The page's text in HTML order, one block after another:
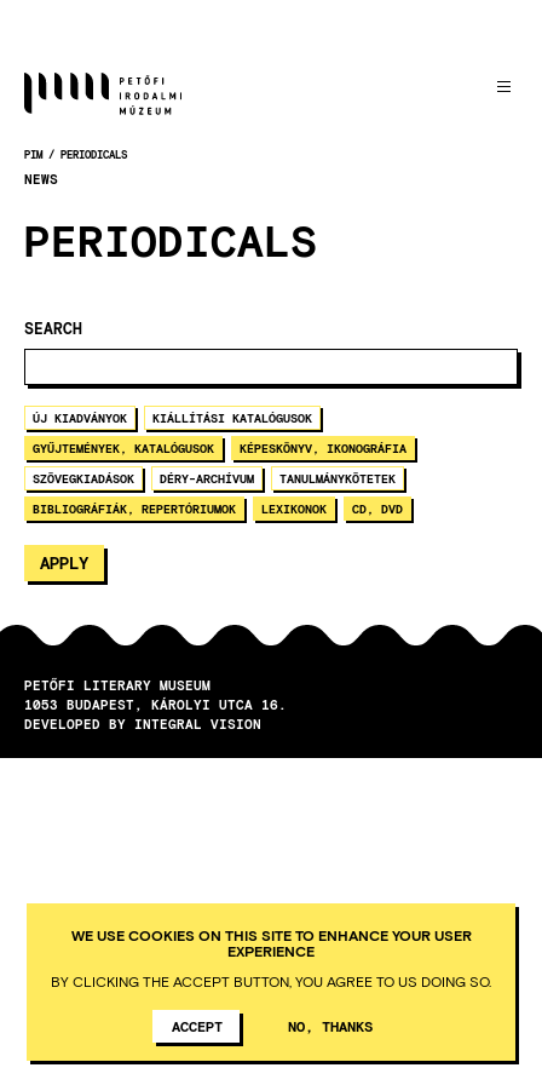
obsah
PIM PERIODICALS
NEWS
PERIODICALS
SEARCH
ÚJ KIADVÁNYOK KIÁLLÍTÁSI KATALÓGUSOK
GYŰJTEMÉNYEK, KATALÓGUSOK KÉPESKÖNYV, IKONOGRÁFIA
SZÖVEGKIADÁSOK DÉRY-ARCHÍVUM TANULMÁNYKÖTETEK
BIBLIOGRÁFIÁK, REPERTÓRIUMOK LEXIKONOK CD, DVD
PETŐFI LITERARY MUSEUM
1053
BUDAPEST
KÁROLYI UTCA 16.
DEVELOPED BY INTEGRAL VISION
WE USE COOKIES ON THIS SITE TO ENHANCE YOUR USER
EXPERIENCE
BY CLICKING THE ACCEPT BUTTON, YOU AGREE TO US DOING SO.
ACCEPT NO, THANKS